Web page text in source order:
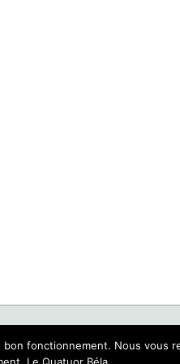
fonctionnement. Nous vous